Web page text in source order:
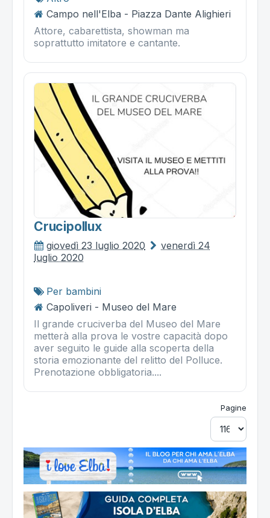
Campo nell'Elba - Piazza Dante Alighieri
Attore, cabarettista, showman ma
soprattutto imitatore e cantante.
Crucipollux
giovedì 23 luglio 2020
venerdì 24
luglio 2020
Per bambini
Capoliveri - Museo del Mare
Il grande cruciverba del Museo del Mare
metterà alla prova le vostre capacità dopo
aver seguito le guide alla scoperta della
storia emozionante del relitto del Polluce.
Prenotazione obbligatoria....
Pagine